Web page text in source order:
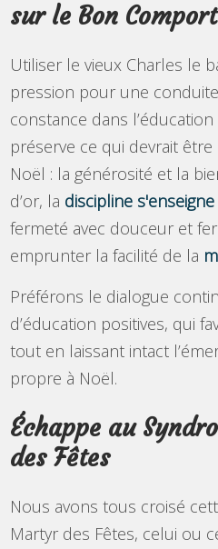
sur le Bon
Utiliser le vieux Charles le
pression pour une conduite
constance dans
préserve ce qui devrait être
Noël : la générosité et la
d’or, la discipline s'enseigne
fermeté avec douceur et
emprunter la facilité de la
Préférons le dialogue
d’éducation positives, qui
tout en laissant intact
propre à Noël.
Échappe au
des Fêtes
Nous avons tous croisé
Martyr des Fêtes, celui ou